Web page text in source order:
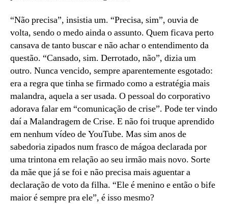
“Não precisa”, insistia um. “Precisa, sim”, ouvia de
volta, sendo o medo ainda o assunto. Quem ficava perto
cansava de tanto buscar e não achar o entendimento da
questão. “Cansado, sim. Derrotado, não”, dizia um
outro. Nunca vencido, sempre aparentemente esgotado:
era a regra que tinha se firmado como a estratégia mais
malandra, aquela a ser usada. O pessoal do corporativo
adorava falar em “comunicação de crise”. Pode ter vindo
daí a Malandragem de Crise. E não foi truque aprendido
em nenhum vídeo de YouTube. Mas sim anos de
sabedoria zipados num frasco de mágoa declarada por
uma trintona em relação ao seu irmão mais novo. Sorte
da mãe que já se foi e não precisa mais aguentar a
declaração de voto da filha. “Ele é menino e então o bife
maior é sempre pra ele”, é isso mesmo?